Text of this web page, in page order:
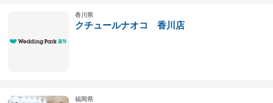
香川県
クチュールナオコ 香川店
福岡県